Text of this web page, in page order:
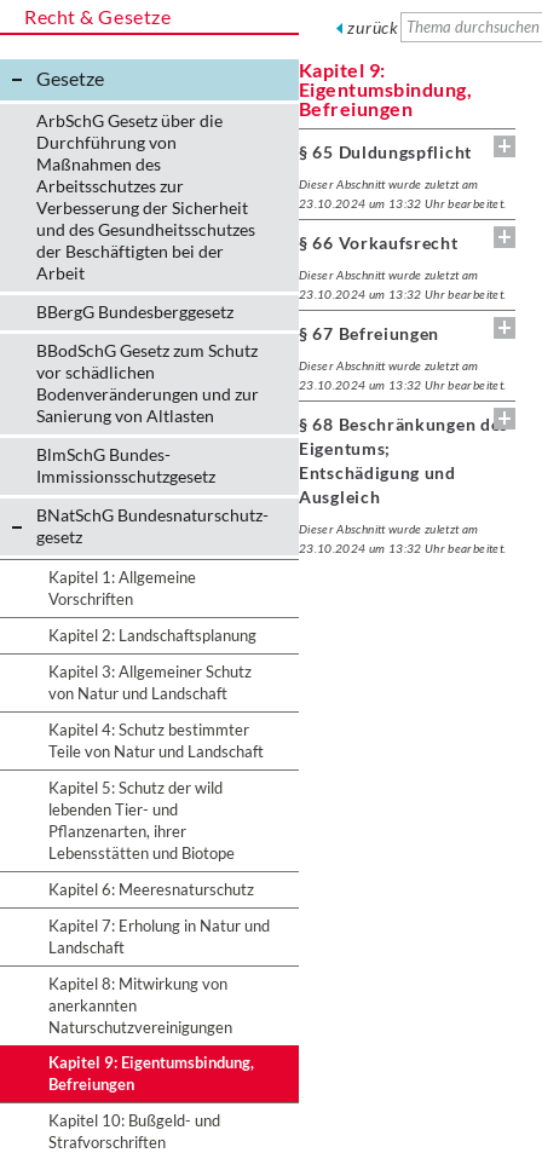
Recht & Gesetze
Gesetze
ArbSchG Gesetz über die
Durchführung von
Maßnahmen des
Arbeitsschutzes zur
Verbesserung der Sicherheit
und des Gesundheitsschutzes
der Beschäftigten bei der
Arbeit
BBergG Bundesberggesetz
BBodSchG Gesetz zum Schutz
vor schädlichen
Bodenveränderungen und zur
Sanierung von Altlasten
BlmSchG Bundes-
Immissionsschutz­gesetz
BNatSchG Bundesnaturschutz-
gesetz
Kapitel 1: Allgemeine
Vorschriften
Kapitel 2: Landschaftsplanung
Kapitel 3: Allgemeiner Schutz
von Natur und Landschaft
Kapitel 4: Schutz bestimmter
Teile von Natur und Landschaft
Kapitel 5: Schutz der wild
lebenden Tier- und
Pflanzenarten, ihrer
Lebensstätten und Biotope
Kapitel 6: Meeresnaturschutz
Kapitel 7: Erholung in Natur und
Landschaft
Kapitel 8: Mitwirkung von
anerkannten
Naturschutzvereinigungen
Kapitel 9: Eigentumsbindung,
Befreiungen
Kapitel 10: Bußgeld- und
Strafvorschriften
zurück
Kapitel 9:
Eigentumsbindung,
Befreiungen
§ 65 Duldungspflicht
Dieser Abschnitt wurde zuletzt am
23.10.2024 um 13:32 Uhr bearbeitet.
§ 66 Vorkaufsrecht
Dieser Abschnitt wurde zuletzt am
23.10.2024 um 13:32 Uhr bearbeitet.
§ 67 Befreiungen
Dieser Abschnitt wurde zuletzt am
23.10.2024 um 13:32 Uhr bearbeitet.
§ 68 Beschränkungen des
Eigentums;
Entschädigung und
Ausgleich
Dieser Abschnitt wurde zuletzt am
23.10.2024 um 13:32 Uhr bearbeitet.